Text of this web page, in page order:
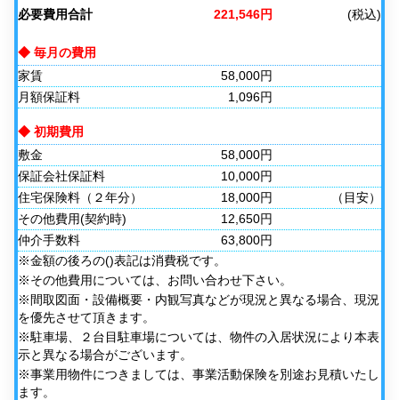
必要費用合計 221,546円 (税込)
◆ 毎月の費用
家賃
58,000円
月額保証料
1,096円
◆ 初期費用
敷金
58,000円
保証会社保証料
10,000円
住宅保険料（２年分）
18,000円
（目安）
その他費用(契約時)
12,650円
仲介手数料
63,800円
※金額の後ろの()表記は消費税です。
※その他費用については、お問い合わせ下さい。
※間取図面・設備概要・内観写真などが現況と異なる場合、現況
を優先させて頂きます。
※駐車場、２台目駐車場については、物件の入居状況により本表
示と異なる場合がございます。
※事業用物件につきましては、事業活動保険を別途お見積いたし
ます。